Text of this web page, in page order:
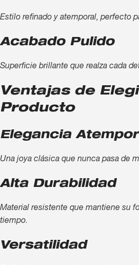
Estilo refinado y atemporal, perfecto
Acabado Pulido
Superficie brillante que realza cada
Ventajas de
Producto
Elegancia
Una joya clásica que nunca pasa de
Alta Durabilidad
Material resistente que mantiene su
tiempo.
Versatilidad